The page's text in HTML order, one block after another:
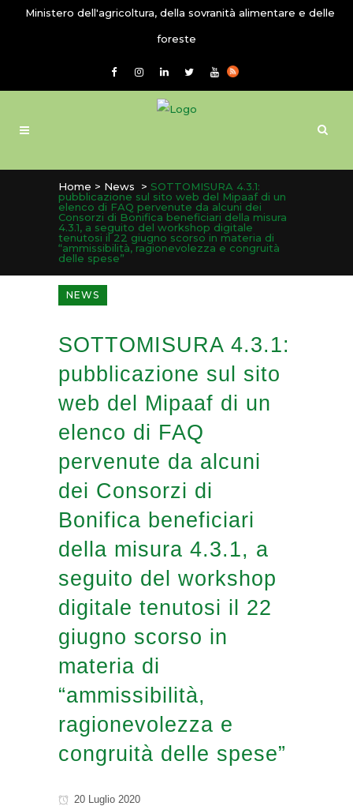
Ministero dell'agricoltura, della sovranità alimentare e delle
foreste
Home > News > SOTTOMISURA 4.3.1:
pubblicazione sul sito web del Mipaaf di un
elenco di FAQ pervenute da alcuni dei
Consorzi di Bonifica beneficiari della misura
4.3.1, a seguito del workshop digitale
tenutosi il 22 giugno scorso in materia di
“ammissibilità, ragionevolezza e congruità
delle spese”
NEWS
SOTTOMISURA 4.3.1:
pubblicazione sul sito
web del Mipaaf di un
elenco di FAQ
pervenute da alcuni
dei Consorzi di
Bonifica beneficiari
della misura 4.3.1, a
seguito del workshop
digitale tenutosi il 22
giugno scorso in
materia di
“ammissibilità,
ragionevolezza e
congruità delle spese”
20 Luglio 2020